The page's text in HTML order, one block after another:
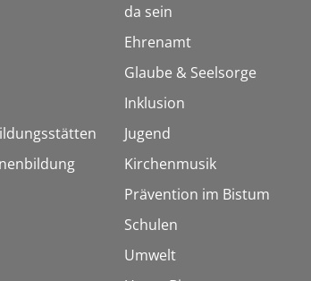
da sein
Ehrenamt
Glaube & Seelsorge
Inklusion
Jugend
Kirchenmusik
Prävention im Bistum
Schulen
Umwelt